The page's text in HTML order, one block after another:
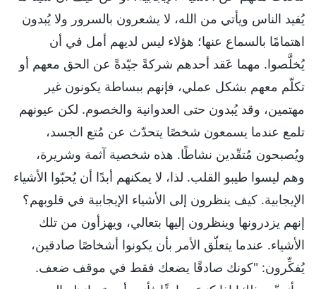
يُفيد الناس ويأتي من الله، لا يشعرون بالسرور ولا يُبدون
اهتمامًا بالسماع عنها؛ هؤلاء ليس لديهم أمل في أن
يُخلَّصوا. مهما عَقد أحدهم شركةً جيّدةً عن الحق معهم أو
تكلّم معهم بشكل عملي، فإنهم ببساطة يكونون غير
مهتمين، وقد يُبدون حتى العدوانية والخصوم. لكن عيونهم
تلمع عندما يسمعون شخصًا يتحدّث عن مُتع الجسد،
ويُصبحون مُتقّدين نشاطًا. هذه شخصية آثمة وشريرة،
وهم ليسوا طيبو القلب. لذا، لا يمكنهم أبدًا أن يُحبّوا الأشياء
الإيجابية. كيف ينظرون إلى الأشياء الإيجابية في قلوبهم؟
إنهم يزدرونها وينظرون إليها بتعالي، ويهزأون من تلك
الأشياء. عندما يتعلّق الأمر بأن يكونوا أشخاصًا صادقين،
يُفكِّرون: "كونك صادقًا يضعك فقط في موقف ضعف.